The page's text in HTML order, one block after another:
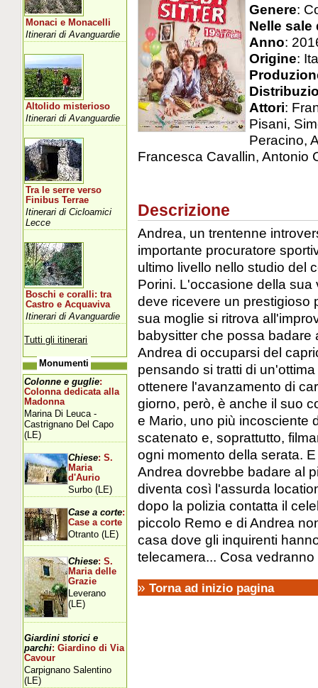
Genere:
Nelle sale
Anno:
Origine:
Attori:
Pisani,
Peracino,
Francesca Cavallin, Antonio
Descrizione
Andrea, un trentenne
importante procuratore
ultimo livello nello studio del
Porini. L'occasione della sua
deve ricevere un prestigioso
sua moglie si ritrova
babysitter che possa badare
Andrea di occuparsi del
pensando si tratti di
ottenere l'avanzamento di
giorno, però, è anche il suo
e Mario, uno più incosciente
scatenato e, soprattutto,
ogni momento della serata.
Andrea dovrebbe badare al
diventa così l'assurda
dopo la polizia contatta il
piccolo Remo e di Andrea
casa dove gli inquirenti
telecamera... Cosa
» Torna ad inizio pagina
Monaci e Monacelli
Itinerari di Avanguardie
Altolido misterioso
Itinerari di Avanguardie
Tra le serre verso
Finibus Terrae
Itinerari di Cicloamici
Lecce
Boschi e coralli: tra
Castro e Acquaviva
Itinerari di Avanguardie
Tutti gli itinerari
Monumenti
Colonne e guglie:
Colonna dedicata alla
Madonna
Marina Di Leuca -
Castrignano Del Capo
(LE)
Chiese: S.
Maria
d'Aurio
Surbo (LE)
Case a corte:
Case a corte
Otranto (LE)
Chiese: S.
Maria delle
Grazie
Leverano
(LE)
Giardini storici e
parchi: Giardino di Via
Cavour
Carpignano Salentino
(LE)